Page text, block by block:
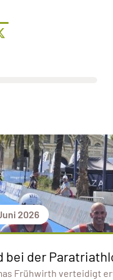
2026
bei der
Frühwirth verteidigt